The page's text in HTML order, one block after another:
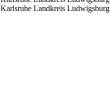
Karlsruhe Landkreis Ludwigsburg